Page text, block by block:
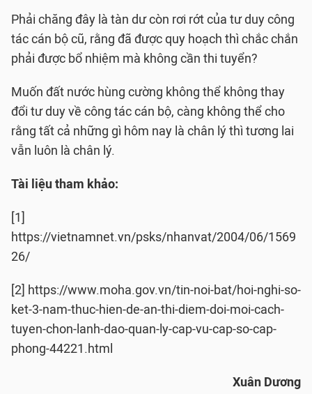
Phải chăng đây là tàn dư còn rơi rớt của tư duy công
tác cán bộ cũ, rằng đã được quy hoạch thì chắc chắn
phải được bổ nhiệm mà không cần thi tuyển?
Muốn đất nước hùng cường không thể không thay
đổi tư duy về công tác cán bộ, càng không thể cho
rằng tất cả những gì hôm nay là chân lý thì tương lai
vẫn luôn là chân lý.
Tài liệu tham khảo:
[1]
https://vietnamnet.vn/psks/nhanvat/2004/06/1569
26/
[2] https://www.moha.gov.vn/tin-noi-bat/hoi-nghi-so-
ket-3-nam-thuc-hien-de-an-thi-diem-doi-moi-cach-
tuyen-chon-lanh-dao-quan-ly-cap-vu-cap-so-cap-
phong-44221.html
Xuân Dương